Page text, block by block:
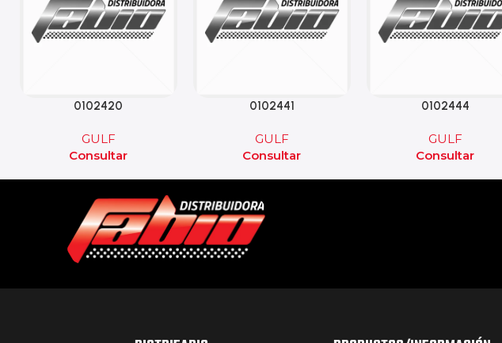
0102420
GULF
Consultar
0102441
GULF
Consultar
0102444
GULF
Consultar